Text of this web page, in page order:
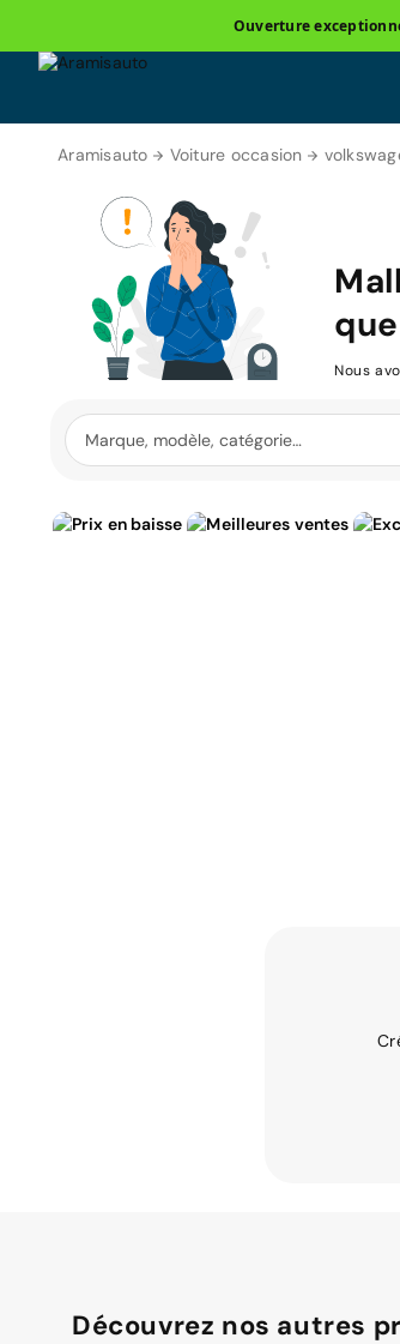
Ouverture
Aramisauto Voiture occasion
Nous
Découvrez nos autres